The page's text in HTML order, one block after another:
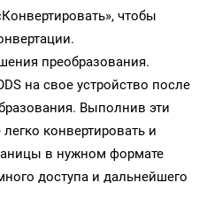
чтобы
преобразования.
на свое устройство после
Выполнив эти
конвертировать и
в нужном формате
доступа и дальнейшего